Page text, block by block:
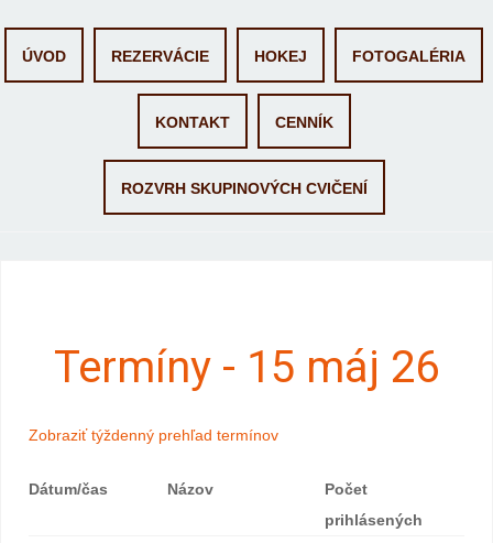
Skip
ÚVOD REZERVÁCIE HOKEJ FOTOGALÉRIA
KONTAKT CENNÍK
ROZVRH SKUPINOVÝCH CVIČENÍ
Termíny - 15 máj 26
Zobraziť týždenný prehľad termínov
Dátum/čas Názov
Počet
prihlásených